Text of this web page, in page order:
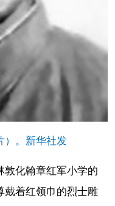
）。新华社发
敦化翰章红军小学的
戴着红领巾的烈士雕